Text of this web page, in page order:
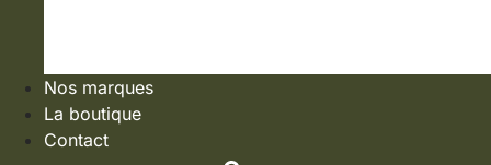
Nos marques
La boutique
Contact